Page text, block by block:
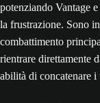
potenziando Vantage
la frustrazione. Sono
combattimento
rientrare direttamente
abilità di concatenare